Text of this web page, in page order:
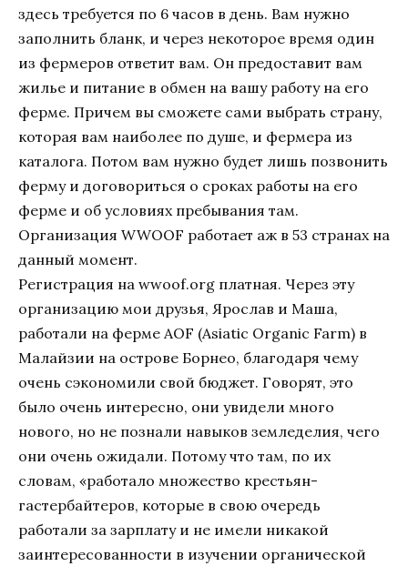
здесь требуется по 6 часов в день. Вам нужно
заполнить бланк, и через некоторое время один
из фермеров ответит вам. Он предоставит вам
жилье и питание в обмен на вашу работу на его
ферме. Причем вы сможете сами выбрать страну,
которая вам наиболее по душе, и фермера из
каталога. Потом вам нужно будет лишь позвонить
ферму и договориться о сроках работы на его
ферме и об условиях пребывания там.
Организация WWOOF работает аж в 53 странах на
данный момент.
Регистрация на wwoof.org платная. Через эту
организацию мои друзья, Ярослав и Маша,
работали на ферме AOF (Asiatic Organic Farm) в
Малайзии на острове Борнео, благодаря чему
очень сэкономили свой бюджет. Говорят, это
было очень интересно, они увидели много
нового, но не познали навыков земледелия, чего
они очень ожидали. Потому что там, по их
словам, «работало множество крестьян-
гастербайтеров, которые в свою очередь
работали за зарплату и не имели никакой
заинтересованности в изучении органической